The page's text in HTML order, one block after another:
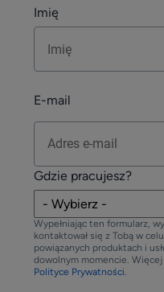
Imię
E-mail
Gdzie pracujesz?
Wypełniając ten formularz,
kontaktował się z Tobą w
powiązanych produktach i
dowolnym momencie.
Polityce Prywatności.